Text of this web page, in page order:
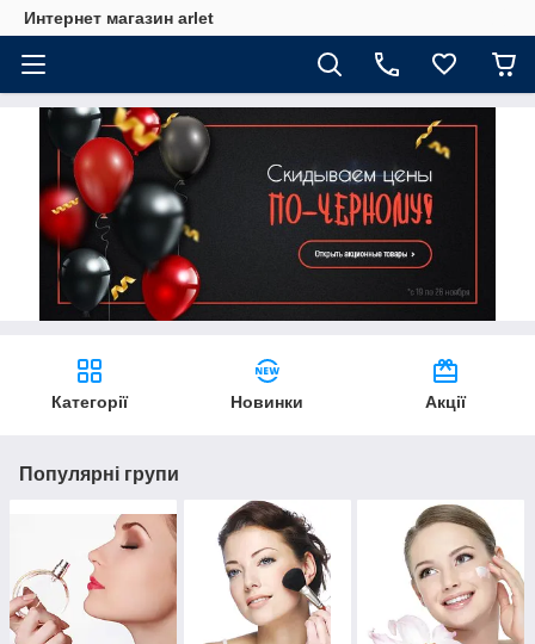
Интернет магазин arlet
Категорії Новинки Акції
Популярні групи